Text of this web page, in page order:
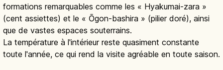
formations remarquables comme les « Hyakumai-zara »
(cent assiettes) et le « Ōgon-bashira » (pilier doré), ainsi
que de vastes espaces souterrains.
La température à l'intérieur reste quasiment constante
toute l'année, ce qui rend la visite agréable en toute saison.